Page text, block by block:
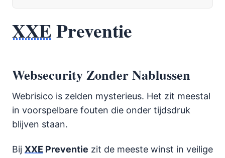
XXEPreventie
Websecurity Zonder Nablussen
Webrisico is zelden mysterieus. Het zit meestal
in voorspelbare fouten die onder tijdsdruk
blijven staan.
Bij XXE Preventie zit de meeste winst in veilige